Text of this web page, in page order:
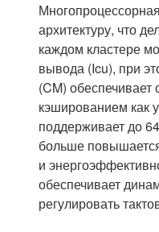
архитектуру, что
каждом кластере
вывода (Icu), при
(CM)
кэшированием как
поддерживает до
больше
и
обеспечивает
регулировать